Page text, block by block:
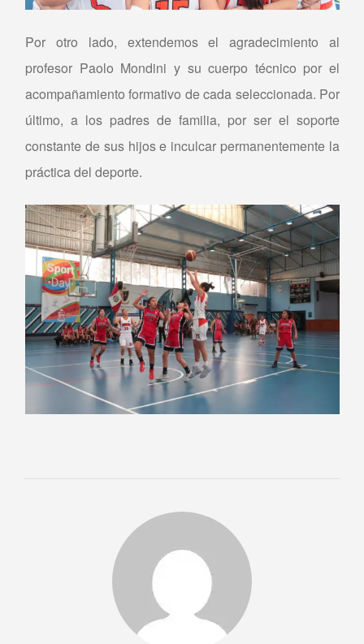
Por otro lado, extendemos el agradecimiento al
profesor Paolo Mondini y su cuerpo técnico por el
acompañamiento formativo de cada seleccionada. Por
último, a los padres de familia, por ser el soporte
constante de sus hijos e inculcar permanentemente la
práctica del deporte.